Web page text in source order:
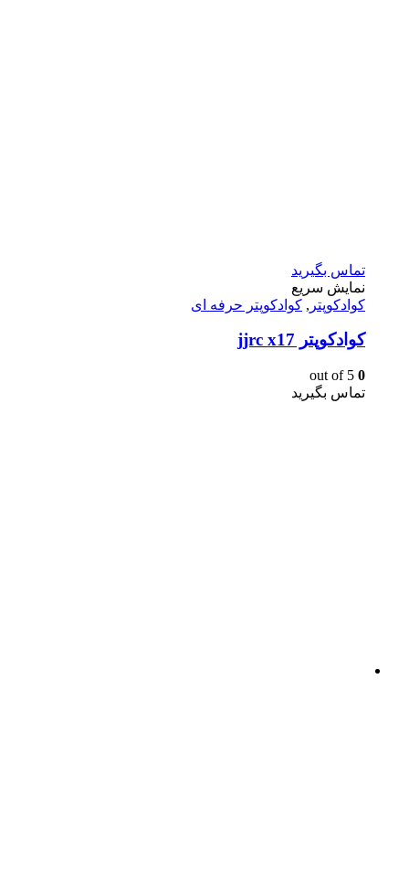
تماس بگیرید
نمایش سریع
کوادکوپتر , کوادکوپتر حرفه ای
كوادكوپتر jjrc x17
0
تماس بگیرید